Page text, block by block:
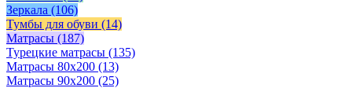
Зеркала (106)
Тумбы для обуви (14)
Матрасы (187)
Турецкие матрасы (135)
Матрасы 80x200 (13)
Матрасы 90х200 (25)